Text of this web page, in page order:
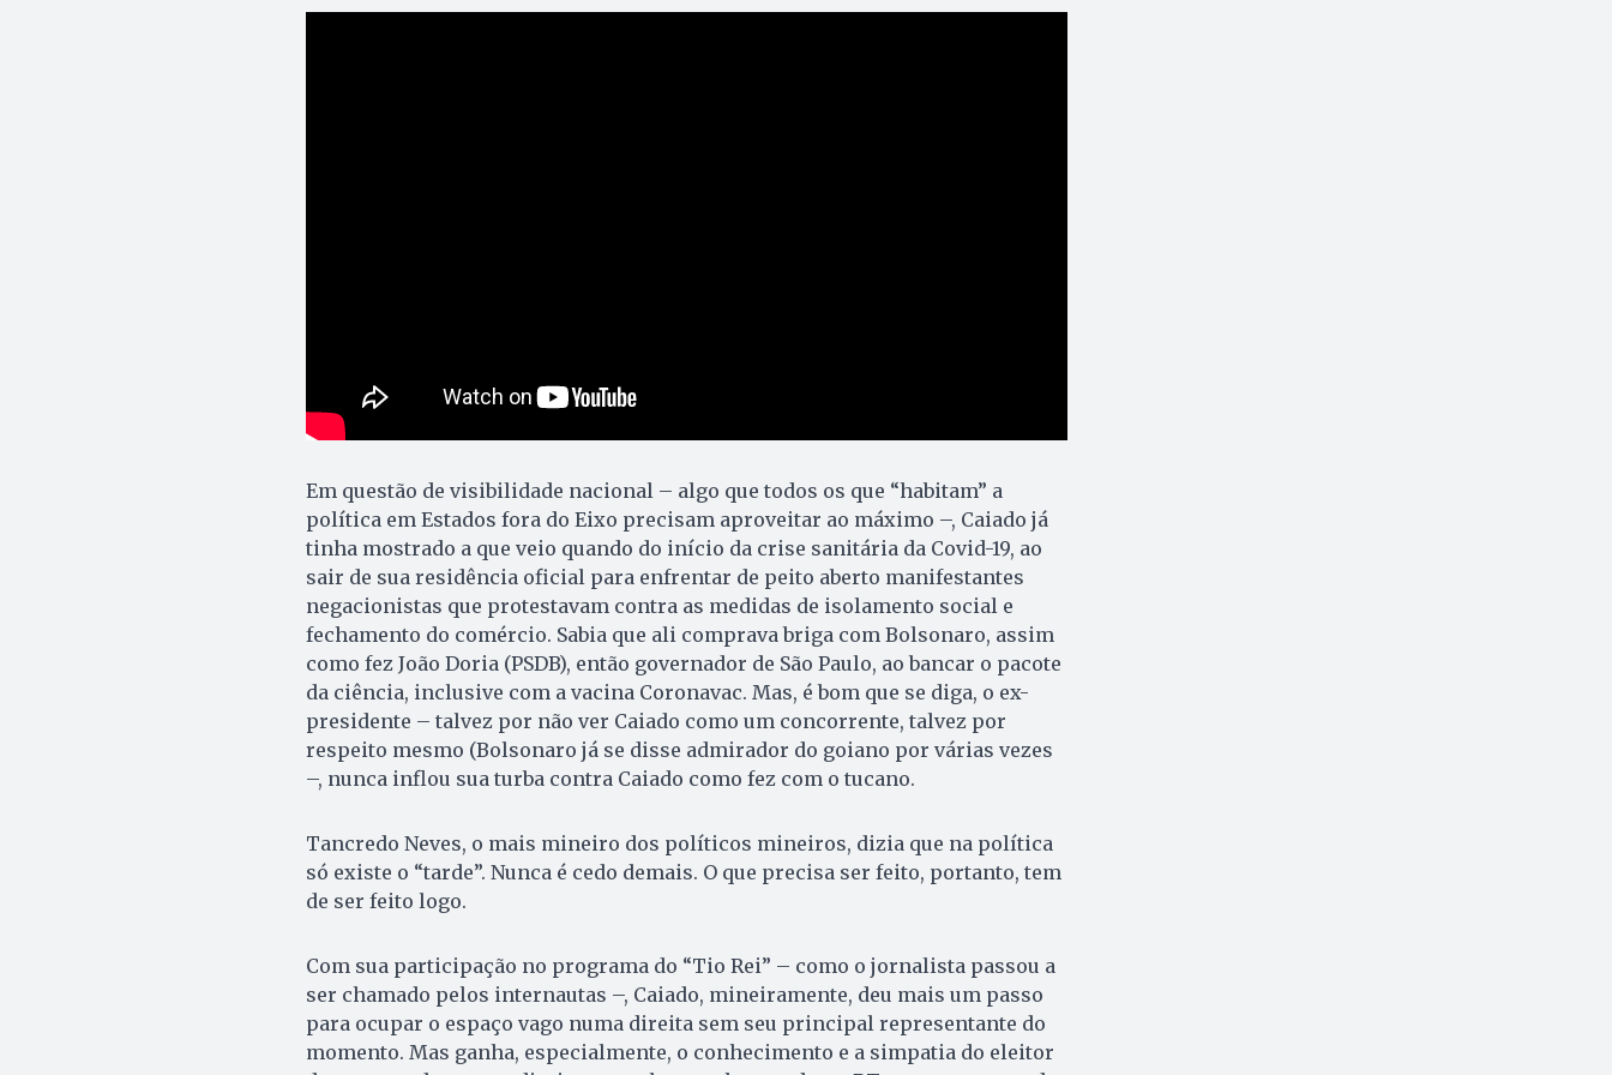
Em questão de visibilidade nacional – algo que todos os que “habitam” a
política em Estados fora do Eixo precisam aproveitar ao máximo –, Caiado já
tinha mostrado a que veio quando do início da crise sanitária da Covid-19, ao
sair de sua residência oficial para enfrentar de peito aberto manifestantes
negacionistas que protestavam contra as medidas de isolamento social e
fechamento do comércio. Sabia que ali comprava briga com Bolsonaro, assim
como fez João Doria (PSDB), então governador de São Paulo, ao bancar o pacote
da ciência, inclusive com a vacina Coronavac. Mas, é bom que se diga, o ex-
presidente – talvez por não ver Caiado como um concorrente, talvez por
respeito mesmo (Bolsonaro já se disse admirador do goiano por várias vezes
–, nunca inflou sua turba contra Caiado como fez com o tucano.
Tancredo Neves, o mais mineiro dos políticos mineiros, dizia que na política
só existe o “tarde”. Nunca é cedo demais. O que precisa ser feito, portanto, tem
de ser feito logo.
Com sua participação no programa do “Tio Rei” – como o jornalista passou a
ser chamado pelos internautas –, Caiado, mineiramente, deu mais um passo
para ocupar o espaço vago numa direita sem seu principal representante do
momento. Mas ganha, especialmente, o conhecimento e a simpatia do eleitor